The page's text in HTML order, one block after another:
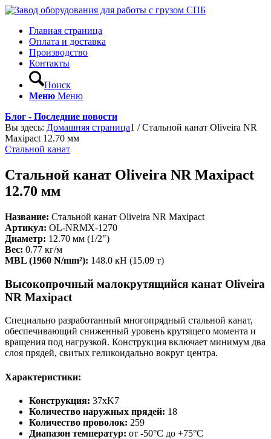
Главная страница
Оплата и доставка
Производство
Контакты
Поиск
Меню Меню
Блог - Последние новости
Вы здесь: Домашняя страница1 / Стальной канат Oliveira NR
Maxipact 12.70 мм
Стальной канат
Стальной канат Oliveira NR Maxipact
12.70 мм
Название: Стальной канат Oliveira NR Maxipact
Артикул: OL-NRMX-1270
Диаметр: 12.70 мм (1/2″)
Вес: 0.77 кг/м
MBL (1960 N/mm²): 148.0 кН (15.09 т)
Высокопрочный малокрутящийся канат Oliveira
NR Maxipact
Специально разработанный многопрядный стальной канат,
обеспечивающий сниженный уровень крутящего момента и
вращения под нагрузкой. Конструкция включает минимум два
слоя прядей, свитых геликоидально вокруг центра.
Характеристики:
Конструкция: 37xK7
Количество наружных прядей: 18
Количество проволок: 259
Диапазон температур: от -50°C до +75°C